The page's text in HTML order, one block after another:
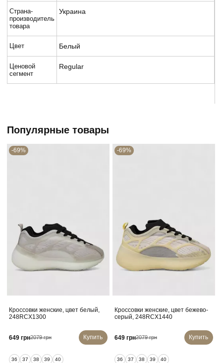
Страна-
производитель
товара
Украина
Цвет Белый
Ценовой
сегмент
Regular
Популярные товары
-69%
Кроссовки женские, цвет белый,
248RCX1300
649 грн2079 грн Купить
36 37 38 39 40
-69%
Кроссовки женские, цвет бежево-
серый, 248RCX1440
649 грн2079 грн Купить
36 37 38 39 40